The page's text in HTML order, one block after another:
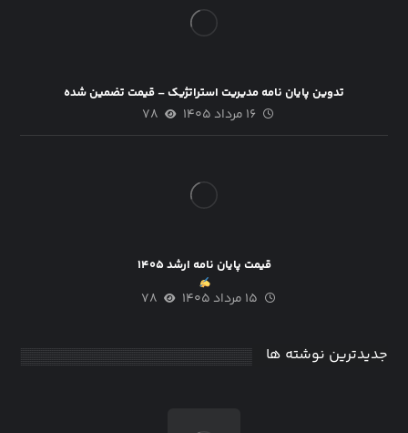
تدوین پایان نامه مدیریت استراتژیک – قیمت تضمین شده
۱۶ مرداد ۱۴۰۵ ۷۸
قیمت پایان نامه ارشد ۱۴۰۵
۱۵ مرداد ۱۴۰۵ ۷۸
جدیدترین نوشته ها